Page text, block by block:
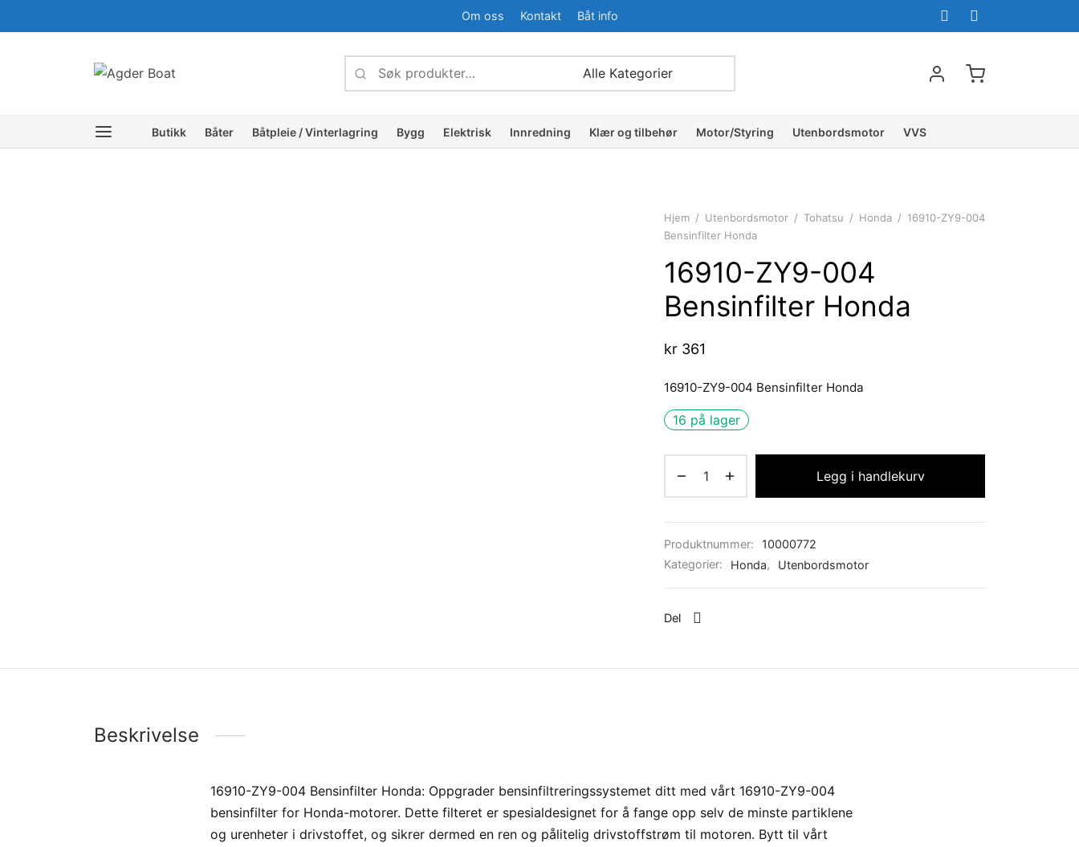
Om oss Kontakt Båt info
etter:
Narrow
category:
Butikk Båter Båtpleie / Vinterlagring Bygg Elektrisk Innredning Klær og tilbehør Motor/Styring Utenbordsmotor VVS
Hjem / Utenbordsmotor / Tohatsu / Honda / 16910-ZY9-004
Bensinfilter Honda
16910-ZY9-004
Bensinfilter Honda
kr 361
16910-ZY9-004 Bensinfilter Honda
16 på lager
Legg i handlekurv
Produktnummer:
10000772
Kategorier:
Honda, Utenbordsmotor
Del
Beskrivelse
16910-ZY9-004 Bensinfilter Honda: Oppgrader bensinfiltreringssystemet ditt med vårt 16910-ZY9-004
bensinfilter for Honda-motorer. Dette filteret er spesialdesignet for å fange opp selv de minste partiklene
og urenheter i drivstoffet, og sikrer dermed en ren og pålitelig drivstoffstrøm til motoren. Bytt til vårt